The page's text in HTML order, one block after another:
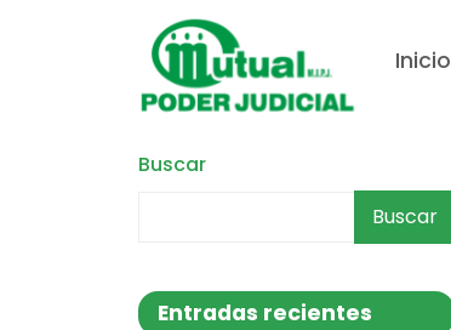
Inicio
Buscar
Buscar
Entradas recientes